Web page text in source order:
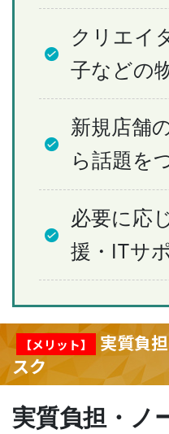
クリエイ
子などの
新規店舗
ら話題を
必要に応
援・ITサ
【メリット】
実質負
スク
実質負担・ノ